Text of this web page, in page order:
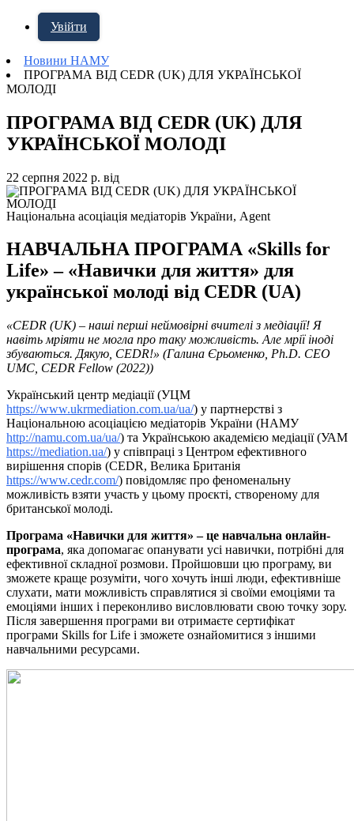
Увійти
Новини НАМУ
ПРОГРАМА ВІД CEDR (UK) ДЛЯ УКРАЇНСЬКОЇ
МОЛОДІ
ПРОГРАМА ВІД CEDR (UK) ДЛЯ
УКРАЇНСЬКОЇ МОЛОДІ
22 серпня 2022 р. від
Національна асоціація медіаторів України, Agent
НАВЧАЛЬНА ПРОГРАМА «Skills for
Life» – «Навички для життя» для
української молоді від CEDR (UA)
«CEDR (UK) – наші перші неймовірні вчителі з медіації! Я
навіть мріяти не могла про таку можливість. Але мрії іноді
збуваються. Дякую, CEDR!» (Галина Єрьоменко, Ph.D. CEO
UMC, CEDR Fellow (2022))
Український центр медіації (УЦМ
https://www.ukrmediation.com.ua/ua/) у партнерстві з
Національною асоціацією медіаторів України (НАМУ
http://namu.com.ua/ua/) та Українською академією медіації (УАМ
https://mediation.ua/) у співпраці з Центром ефективного
вирішення спорів (CEDR, Велика Британія
https://www.cedr.com/) повідомляє про феноменальну
можливість взяти участь у цьому проєкті, створеному для
британської молоді.
Програма «Навички для життя» – це навчальна онлайн-
програма, яка допомагає опанувати усі навички, потрібні для
ефективної складної розмови. Пройшовши цю програму, ви
зможете краще розуміти, чого хочуть інші люди, ефективніше
слухати, мати можливість справлятися зі своїми емоціями та
емоціями інших і переконливо висловлювати свою точку зору.
Після завершення програми ви отримаєте сертифікат
програми Skills for Life і зможете ознайомитися з іншими
навчальними ресурсами.